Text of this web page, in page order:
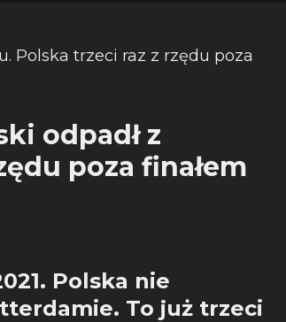
odpadł z
poza finałem
Polska nie
To już trzeci